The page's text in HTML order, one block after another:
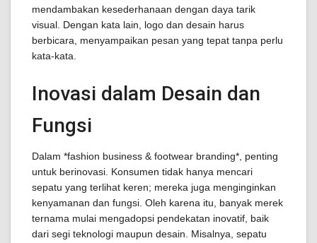
mendambakan kesederhanaan dengan daya tarik
visual. Dengan kata lain, logo dan desain harus
berbicara, menyampaikan pesan yang tepat tanpa perlu
kata-kata.
Inovasi dalam Desain dan
Fungsi
Dalam *fashion business & footwear branding*, penting
untuk berinovasi. Konsumen tidak hanya mencari
sepatu yang terlihat keren; mereka juga menginginkan
kenyamanan dan fungsi. Oleh karena itu, banyak merek
ternama mulai mengadopsi pendekatan inovatif, baik
dari segi teknologi maupun desain. Misalnya, sepatu